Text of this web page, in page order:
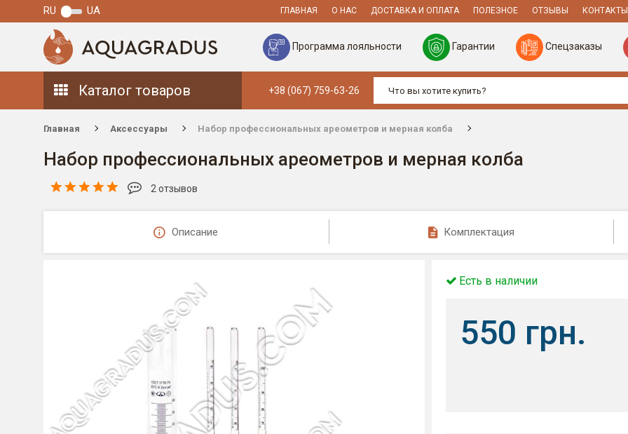
RU UA ГЛАВНАЯ О НАС ДОСТАВКА И ОПЛАТА ПОЛЕЗНОЕ ОТЗЫВЫ КОНТАКТЫ
Программа лояльности Гарантии Спецзаказы
Каталог товаров +38 (067) 759-63-26
Главная Аксессуары Набор профессиональных ареометров и мерная колба
Набор профессиональных ареометров и мерная колба
2 отзывов
Описание Комплектация
Есть в наличии
550 грн.